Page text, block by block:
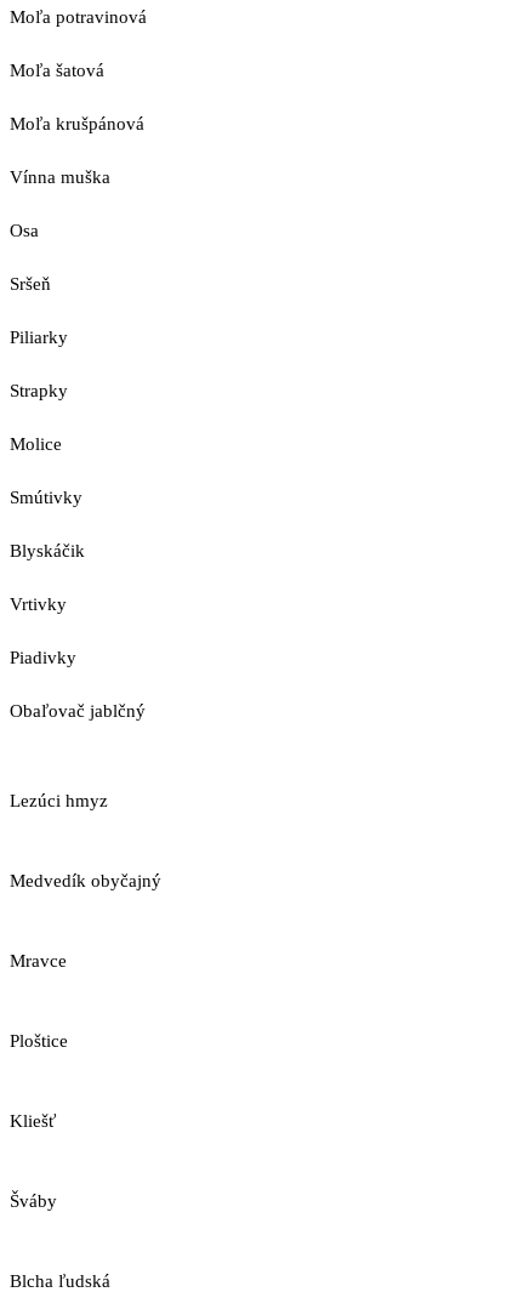
Moľa potravinová
Moľa šatová
Moľa krušpánová
Vínna muška
Osa
Sršeň
Piliarky
Strapky
Molice
Smútivky
Blyskáčik
Vrtivky
Piadivky
Obaľovač jablčný
Lezúci hmyz
Medvedík obyčajný
Mravce
Ploštice
Kliešť
Šváby
Blcha ľudská